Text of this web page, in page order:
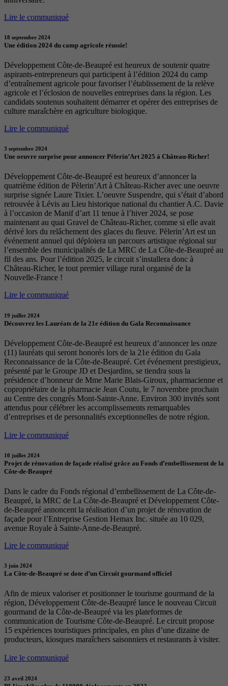
Lire le communiqué
18 septembre 2024
Une édition 2024 du camp agricole réussie!
Développement Côte-de-Beaupré est heureux de soutenir quatre
aspirants-entrepreneurs qui participent à l’édition 2024 du camp
d’entraînement agricole pour favoriser l’établissement de la relève
agricole et l’éclosion de nouvelles entreprises dans la région. Les
candidats soutenus souhaitent démarrer et opérer des entreprises de
culture maraîchère en agriculture biologique.
Lire le communiqué
3 septembre 2024
Une oeuvre surprise pour annoncer Pèlerin’Art 2025 à Château-Richer!
Développement Côte-de-Beaupré est heureux d’annoncer la
quatrième édition de Pèlerin’Art à Château-Richer avec une oeuvre
surprise signée Laure Tixier. L’oeuvre Suspendre, qui s’était d’abord
retrouvée à Lévis au Lieu historique national du chantier A.C. Davie
à l’occasion de Manif d’art 11 tenue à l’hiver 2024, se pose
maintenant au quai Gravel de Château-Richer, comme si elle avait
dérivé lors du relâchement des glaces du fleuve. Pèlerin’Art est un
événement annuel qui déploiera un parcours artistique régional sur
l’ensemble des municipalités de La MRC de La Côte-de-Beaupré au
fil des ans. Pour l’édition 2025, le circuit s’installera donc à
Château-Richer, le tout premier village rural organisé de la
Nouvelle-France !
Lire le communiqué
19 juillet 2024
Découvrez les Lauréats de la 21e édition du Gala Reconnaissance
Développement Côte-de-Beaupré est heureux d’annoncer les onze
(11) lauréats qui seront honorés lors de la 21e édition du Gala
Reconnaissance de la Côte-de-Beaupré. Cet événement prestigieux,
présenté par le Groupe JD et Desjardins, se tiendra sous la
présidence d’honneur de Mme Marie Blais-Giroux, pharmacienne et
copropriétaire de la pharmacie Jean Coutu, le 7 novembre prochain
au Centre des congrès Mont-Sainte-Anne. Environ 300 invités sont
attendus pour célébrer les accomplissements remarquables
d’entreprises et de personnalités exceptionnelles de notre région.
Lire le communiqué
10 juillet 2024
Projet de rénovation de façade réalisé grâce au Fonds d’embellissement de la
Côte-de-Beaupré
Dans le cadre du Fonds régional d’embellissement de La Côte-de-
Beaupré, la MRC de La Côte-de-Beaupré et Développement Côte-
de-Beaupré annoncent la réalisation d’un projet de rénovation de
façade pour l’Entreprise Gestion Hemax Inc. située au 10 029,
avenue Royale à Sainte-Anne-de-Beaupré.
Lire le communiqué
3 juin 2024
La Côte-de-Beaupré se dote d’un Circuit gourmand officiel
Afin de mieux valoriser et positionner le tourisme gourmand de la
région, Développement Côte-de-Beaupré lance le nouveau Circuit
gourmand de la Côte-de-Beaupré via les plateformes de
communication de Tourisme Côte-de-Beaupré. Le circuit propose
15 expériences touristiques principales, en plus d’une dizaine de
producteurs, kiosques maraîchers saisonniers et restaurants à visiter.
Lire le communiqué
23 avril 2024